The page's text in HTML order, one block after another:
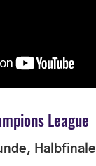
League
Halbfinale